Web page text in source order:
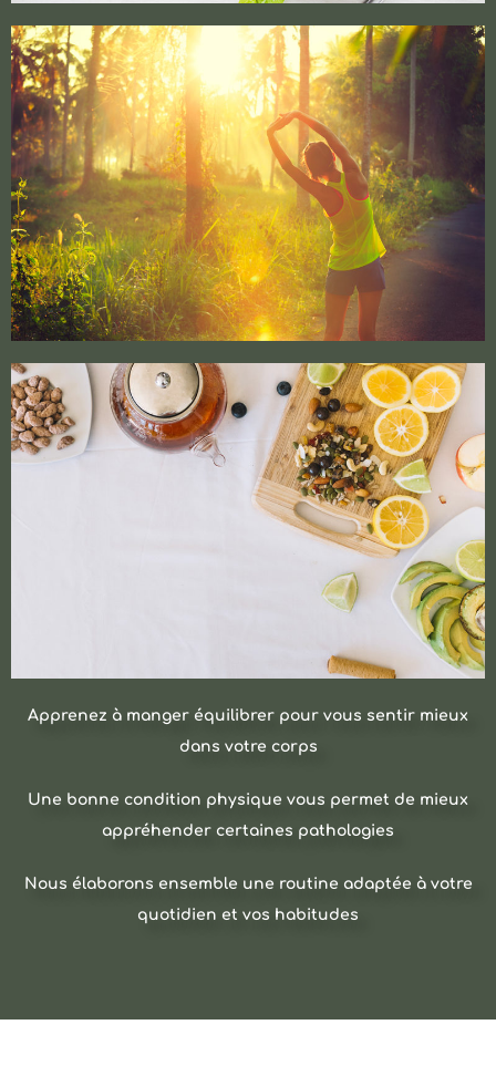
Apprenez à manger équilibrer pour vous sentir mieux
dans votre corps
Une bonne condition physique vous permet de mieux
appréhender certaines pathologies
Nous élaborons ensemble une routine adaptée à votre
quotidien et vos habitudes